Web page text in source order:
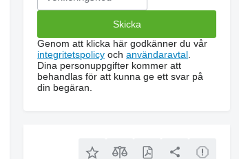
Genom att klicka här godkänner du vår
integritetspolicy ochanvändaravtal
Dina personuppgifter kommer att
behandlas för att kunna ge ett svar på
din begäran.